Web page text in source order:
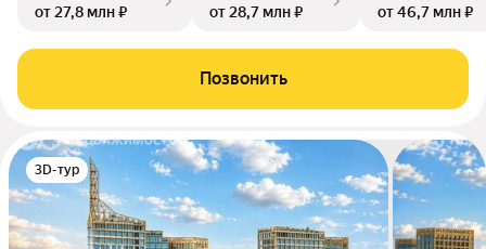
от 27,8 млн ₽
от 28,7 млн ₽
от 46,7 млн ₽
Позвонить
3D-тур